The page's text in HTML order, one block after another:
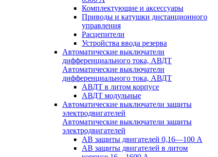
Комплектующие и аксессуары
Приводы и катушки дистанционного
управления
Расцепители
Устройства ввода резерва
Автоматические выключатели
дифференциального тока, АВДТ
Автоматические выключатели
дифференциального тока, АВДТ
АВДТ в литом корпусе
АВДТ модульные
Автоматические выключатели защиты
электродвигателей
Автоматические выключатели защиты
электродвигателей
АВ защиты двигателей 0,16—100 А
АВ защиты двигателей в литом